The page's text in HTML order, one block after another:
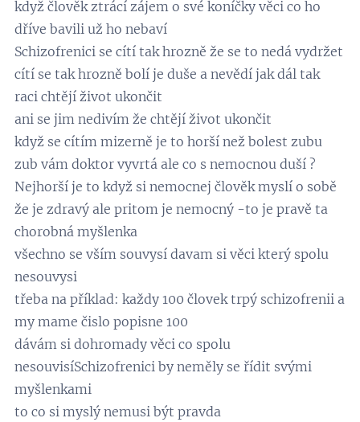
když člověk ztrácí zájem o své koníčky věci co ho
dříve bavili už ho nebaví
Schizofrenici se cítí tak hrozně že se to nedá vydržet
cítí se tak hrozně bolí je duše a nevědí jak dál tak
raci chtějí život ukončit
ani se jim nedivím že chtějí život ukončit
když se cítím mizerně je to horší než bolest zubu
zub vám doktor vyvrtá ale co s nemocnou duší ?
Nejhorší je to když si nemocnej člověk myslí o sobě
že je zdravý ale pritom je nemocný -to je pravě ta
chorobná myšlenka
všechno se vším souvysí davam si věci který spolu
nesouvysi
třeba na příklad: každy 100 človek trpý schizofrenii a
my mame čislo popisne 100
dávám si dohromady věci co spolu
nesouvisíSchizofrenici by neměly se řídit svými
myšlenkami
to co si myslý nemusi být pravda